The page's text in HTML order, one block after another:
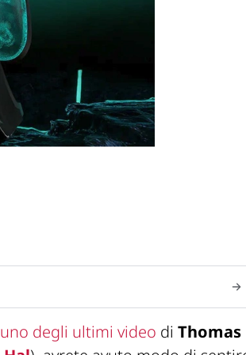
uno degli ultimi video di Thomas